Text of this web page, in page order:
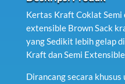
Kertas Kraft Coklat Semi
extensible Brown Sack
yang Sedikit lebih gelap
Kraft dan Semi
Dirancang secara